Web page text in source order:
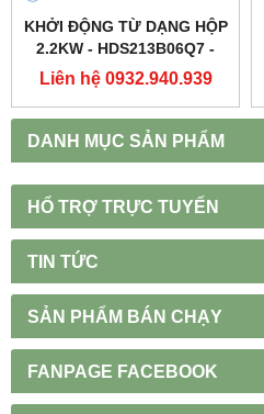
DANH MỤC SẢN PHẨM
HỔ TRỢ TRỰC TUYẾN
TIN TỨC
SẢN PHẨM BÁN CHẠY
FANPAGE FACEBOOK
KHỞI ĐỘNG TỪ DẠNG HỘP
2.2KW - HDS213B06Q7 -
HIMEL
Liên hệ 0932.940.939